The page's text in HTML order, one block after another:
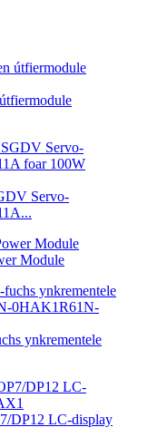
Servo-
Module
ynkrementele
DP12 LC-display